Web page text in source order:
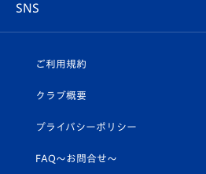
ホームタウン
平和祈念活動
U-18
スクール
SNS
ヴィヴィくんインスタグラム
公式LINE＠
ご利用規約
クラブ概要
プライバシーポリシー
FAQ〜お問合せ〜